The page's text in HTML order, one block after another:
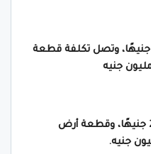
سعر المتر 3934 جنيهًا، وتصل تكلفة قطعة
سعر المتر 2544 جنيهًا، وقطعة أرض